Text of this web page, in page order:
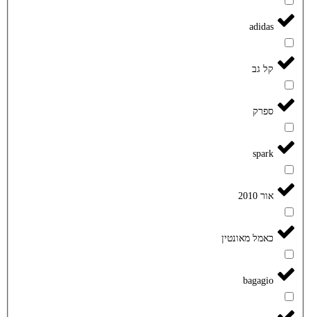
adidas
קל גב
ספרק
spark
אור 2010
כאמל מאונטין
bagagio